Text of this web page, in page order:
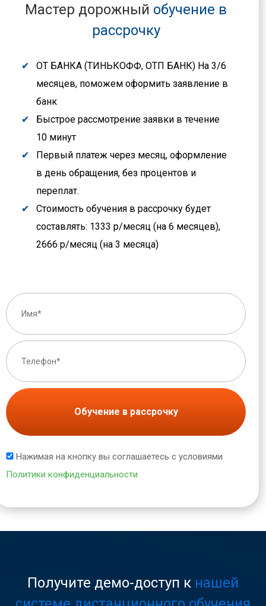
Мастер дорожный обучение в
рассрочку
ОТ БАНКА (ТИНЬКОФФ, ОТП БАНК) На 3/6
месяцев, поможем оформить заявление в
банк
Быстрое рассмотрение заявки в течение
10 минут
Первый платеж через месяц, оформление
в день обращения, без процентов и
переплат.
Стоимость обучения в рассрочку будет
составлять: 1333 р/месяц (на 6 месяцев),
2666 р/месяц (на 3 месяца)
Обучение в рассрочку
Нажимая на кнопку вы соглашаетесь с условиями
Политики конфиденциальности
Получите демо-доступ к нашей